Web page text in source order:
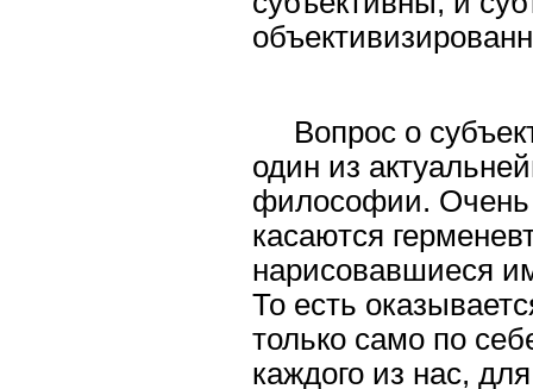
Вопрос о
один из
философии. Очень
касаются
нарисовавшиеся
То есть
только само по
каждого из нас,